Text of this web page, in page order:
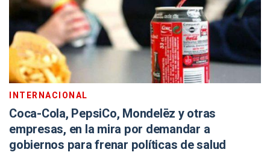
INTERNACIONAL
Coca-Cola, PepsiCo, Mondelēz y otras
empresas, en la mira por demandar a
gobiernos para frenar políticas de salud